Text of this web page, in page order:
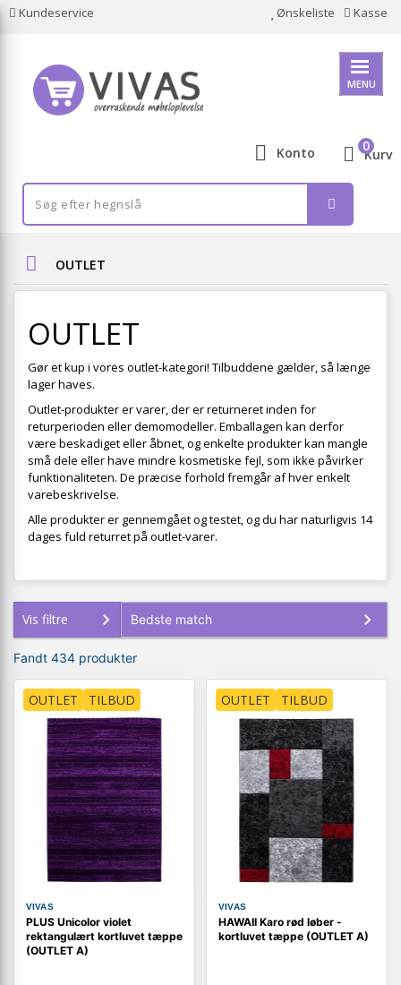
Kundeservice Ønskeliste Kasse
MENU
Konto Kurv
0
OUTLET
OUTLET
Gør et kup i vores outlet-kategori! Tilbuddene gælder, så længe
lager haves.
Outlet-produkter er varer, der er returneret inden for
returperioden eller demomodeller. Emballagen kan derfor
være beskadiget eller åbnet, og enkelte produkter kan mangle
små dele eller have mindre kosmetiske fejl, som ikke påvirker
funktionaliteten. De præcise forhold fremgår af hver enkelt
varebeskrivelse.
Alle produkter er gennemgået og testet, og du har naturligvis 14
dages fuld returret på outlet-varer.
Vis filtre
Fandt 434 produkter
OUTLET TILBUD
VIVAS
PLUS Unicolor violet
rektangulært kortluvet tæppe
(OUTLET A)
OUTLET TILBUD
VIVAS
HAWAII Karo rød løber -
kortluvet tæppe (OUTLET A)